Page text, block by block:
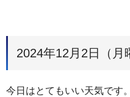
2024年12月2日（月
今日はとてもいい天気です